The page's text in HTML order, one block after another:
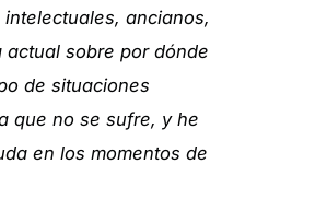
ancianos,
sobre por dónde
de situaciones
que no se sufre, y he
en los momentos de